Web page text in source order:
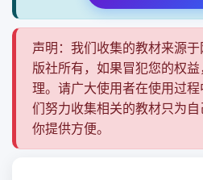
声明：我们收集的教材来源
版社所有，如果冒犯您的权
理。请广大使用者在使用过
们努力收集相关的教材只为
你提供方便。